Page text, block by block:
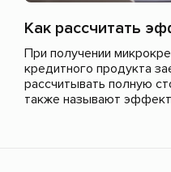
При получении
кредитного продукта
рассчитывать полную
также называют